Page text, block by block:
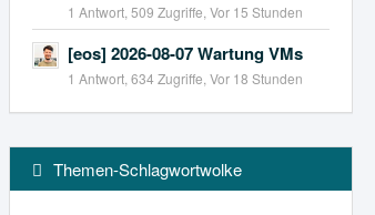
1 Antwort, 509 Zugriffe, Vor 15 Stunden
[eos] 2026-08-07 Wartung VMs
1 Antwort, 634 Zugriffe, Vor 18 Stunden
Themen-Schlagwortwolke